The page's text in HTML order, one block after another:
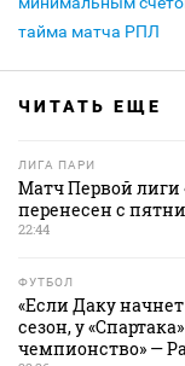
тайма матча РПЛ
ЧИТАТЬ ЕЩЕ
ЛИГА ПАРИ
Матч Первой лиги
перенесен с
22:44
ФУТБОЛ
«Если Даку
сезон, у
чемпионство» —